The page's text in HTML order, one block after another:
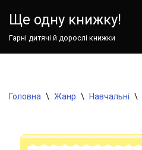
Ще одну книжку!
Гарні дитячі й дорослі книжки
Головна \ Жанр \ Навчальні \